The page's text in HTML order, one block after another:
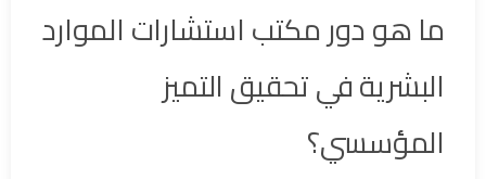
ما هو دور مكتب استشارات الموارد
البشرية في تحقيق التميز
المؤسسي؟